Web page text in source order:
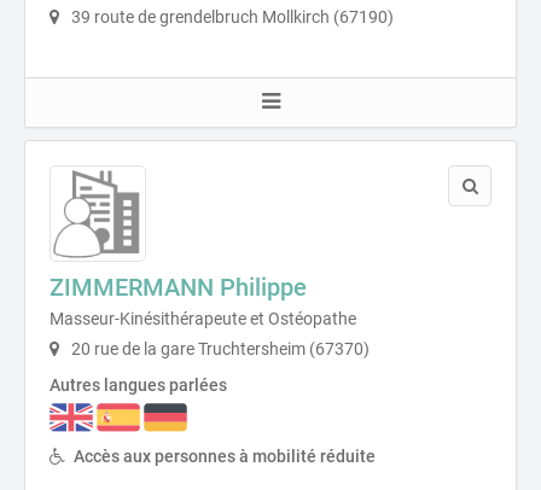
39 route de grendelbruch Mollkirch (67190)
ZIMMERMANN Philippe
Masseur-Kinésithérapeute et Ostéopathe
20 rue de la gare Truchtersheim (67370)
Autres langues parlées
Accès aux personnes à mobilité réduite